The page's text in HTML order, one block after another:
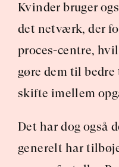
Kvinder bruger
det netværk, der
proces-centre,
gøre dem til
skifte imellem
Det har dog også
generelt har